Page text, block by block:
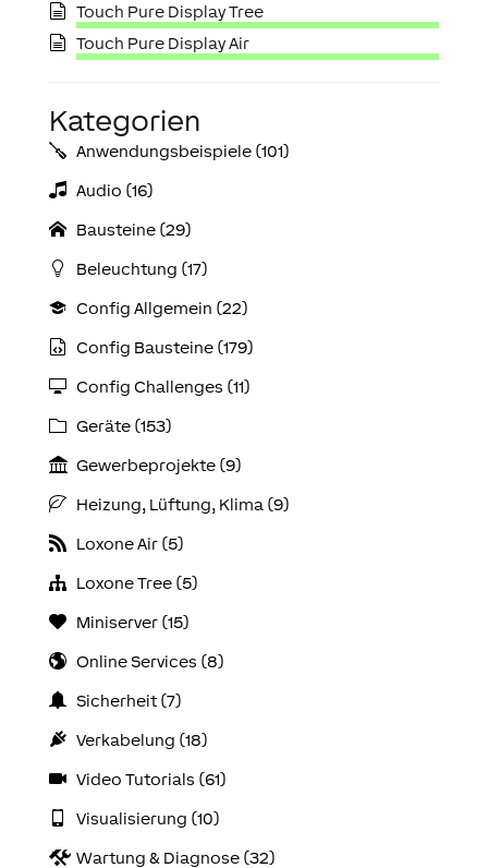
Touch Pure Display Tree
Touch Pure Display Air
Kategorien
Anwendungs­­­beispiele (101)
Audio (16)
Bausteine (29)
Beleuchtung (17)
Config Allgemein (22)
Config Bausteine (179)
Config Challenges (11)
Geräte (153)
Gewerbeprojekte (9)
Heizung, Lüftung, Klima (9)
Loxone Air (5)
Loxone Tree (5)
Miniserver (15)
Online Services (8)
Sicherheit (7)
Verkabelung (18)
Video Tutorials (61)
Visualisierung (10)
Wartung & Diagnose (32)